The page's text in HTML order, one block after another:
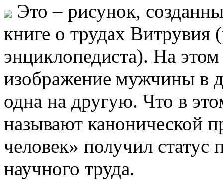
Это – рисунок,
книге о трудах Витрувия
энциклопедиста). На
изображение мужчины в
одна на другую. Что в
называют канонической
человек» получил статус
научного труда.